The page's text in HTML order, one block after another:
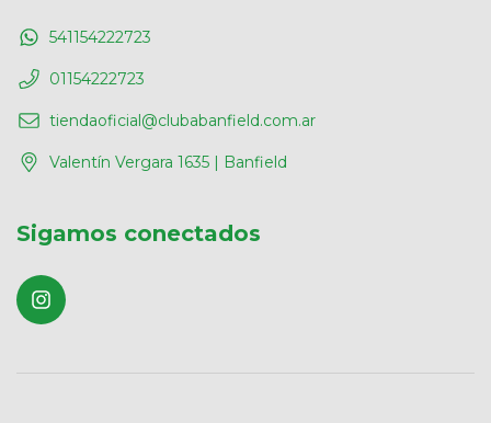
541154222723
01154222723
tiendaoficial@clubabanfield.com.ar
Valentín Vergara 1635 | Banfield
Sigamos conectados